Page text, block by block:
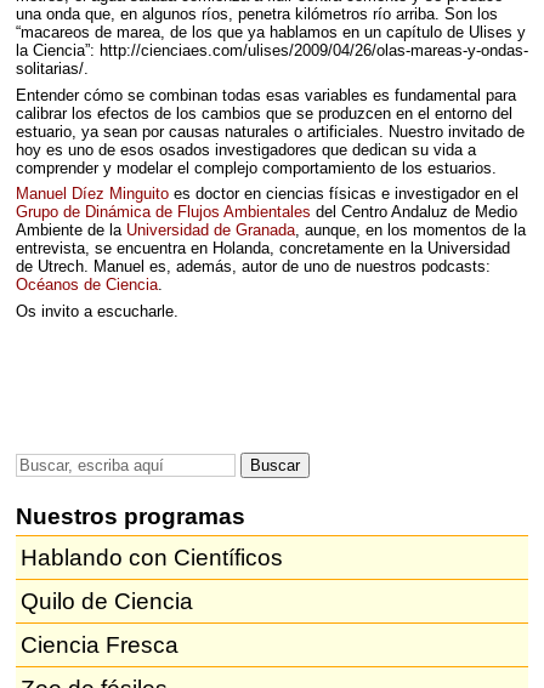
una onda que, en algunos ríos, penetra kilómetros río arriba. Son los
“macareos de marea, de los que ya hablamos en un capítulo de Ulises y
la Ciencia”: http://cienciaes.com/ulises/2009/04/26/olas-mareas-y-ondas-
solitarias/.
Entender cómo se combinan todas esas variables es fundamental para
calibrar los efectos de los cambios que se produzcen en el entorno del
estuario, ya sean por causas naturales o artificiales. Nuestro invitado de
hoy es uno de esos osados investigadores que dedican su vida a
comprender y modelar el complejo comportamiento de los estuarios.
Manuel Díez Minguitoes doctor en ciencias físicas e investigador en el
Grupo de Dinámica de Flujos Ambientales del Centro Andaluz de Medio
Ambiente de la Universidad de Granada, aunque, en los momentos de la
entrevista, se encuentra en Holanda, concretamente en la Universidad
de Utrech. Manuel es, además, autor de uno de nuestros podcasts:
Océanos de Ciencia.
Os invito a escucharle.
Nuestros programas
Hablando con Científicos
Quilo de Ciencia
Ciencia Fresca